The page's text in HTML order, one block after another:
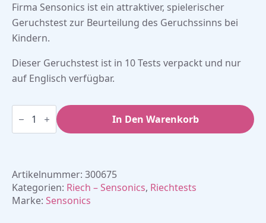
Firma Sensonics ist ein attraktiver, spielerischer
Geruchstest zur Beurteilung des Geruchssinns bei
Kindern.
Dieser Geruchstest ist in 10 Tests verpackt und nur
auf Englisch verfügbar.
Kindergeruchstest
Geruchsrad
(pk/10)
In Den Warenkorb
Artikelnummer: 300675
Kategorien: Riech – Sensonics, Riechtests
Marke: Sensonics